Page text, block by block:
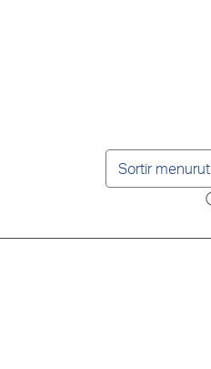
Sortir menurut